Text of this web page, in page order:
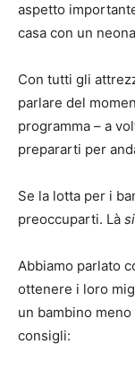
aspetto
casa con un
Con tutti gli
parlare del
programma – a
prepararti per
Se la lotta per i
preoccuparti. Là
Abbiamo parlato
ottenere i loro
un bambino
consigli: